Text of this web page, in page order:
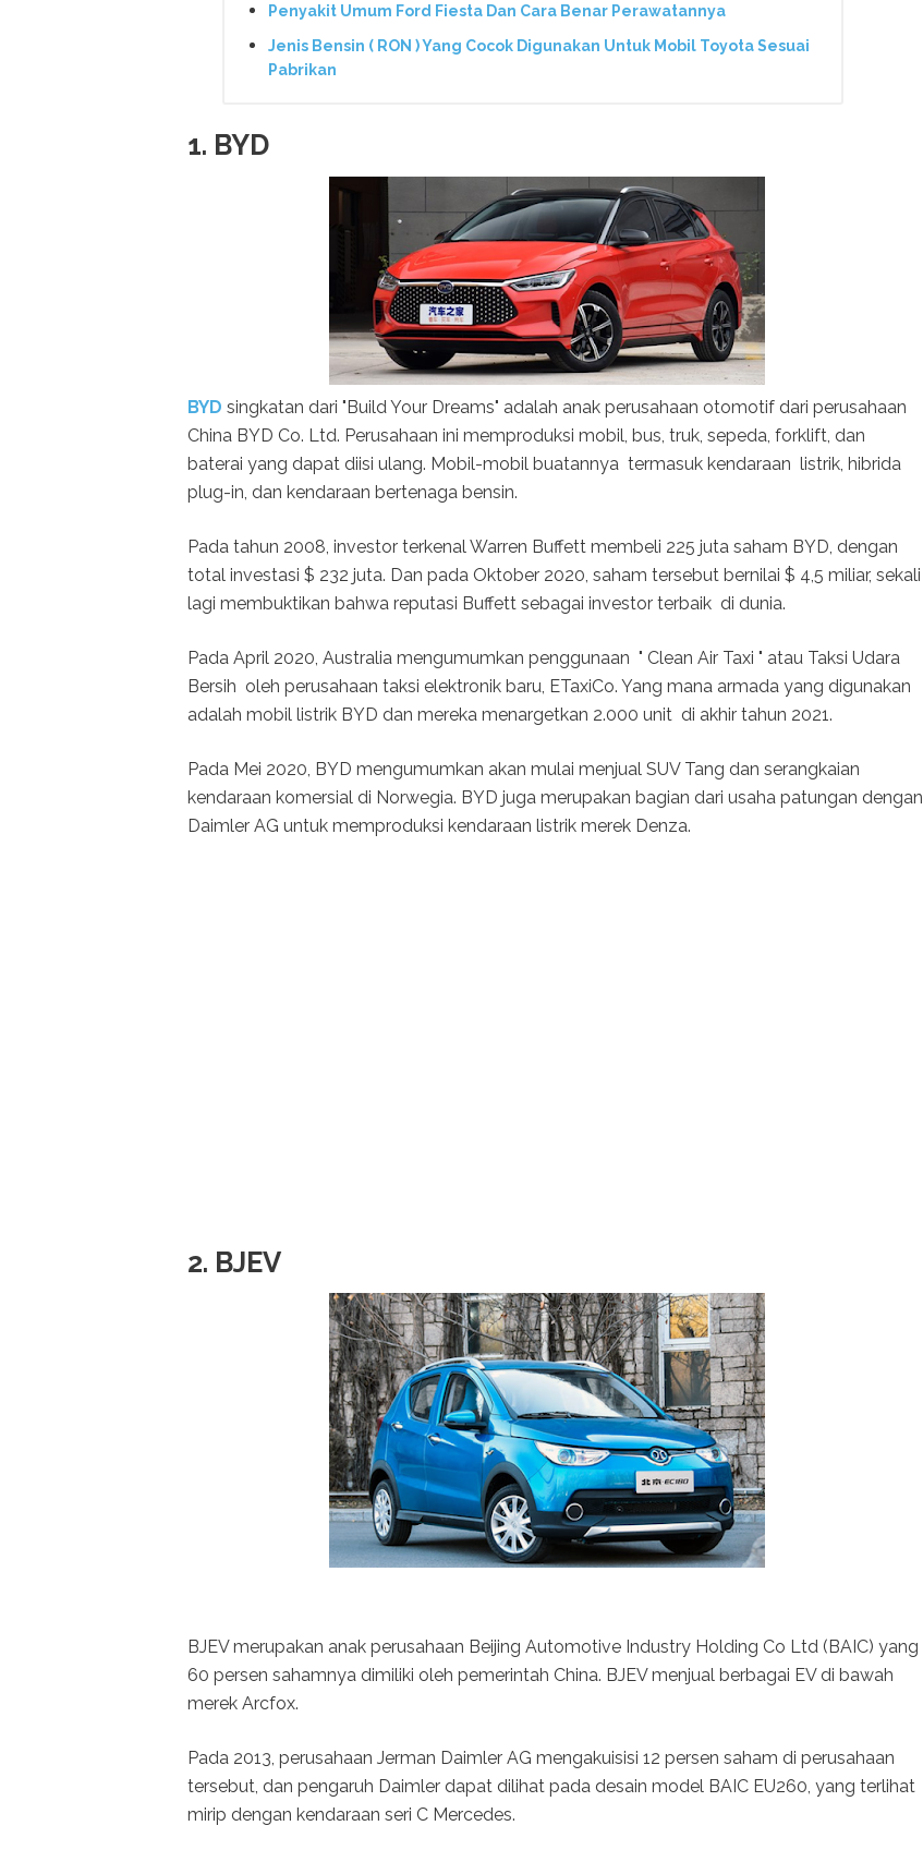
Penyakit Umum Ford Fiesta Dan Cara Benar Perawatannya
Jenis Bensin ( RON ) Yang Cocok Digunakan Untuk Mobil Toyota Sesuai
Pabrikan
1. BYD
BYD singkatan dari "Build Your Dreams" adalah anak perusahaan otomotif dari perusahaan
China BYD Co. Ltd. Perusahaan ini memproduksi mobil, bus, truk, sepeda, forklift, dan
baterai yang dapat diisi ulang. Mobil-mobil buatannya termasuk kendaraan listrik, hibrida
plug-in, dan kendaraan bertenaga bensin.
Pada tahun 2008, investor terkenal Warren Buffett membeli 225 juta saham BYD, dengan
total investasi $ 232 juta. Dan pada Oktober 2020, saham tersebut bernilai $ 4,5 miliar, sekali
lagi membuktikan bahwa reputasi Buffett sebagai investor terbaik di dunia.
Pada April 2020, Australia mengumumkan penggunaan " Clean Air Taxi " atau Taksi Udara
Bersih oleh perusahaan taksi elektronik baru, ETaxiCo. Yang mana armada yang digunakan
adalah mobil listrik BYD dan mereka menargetkan 2.000 unit di akhir tahun 2021.
Pada Mei 2020, BYD mengumumkan akan mulai menjual SUV Tang dan serangkaian
kendaraan komersial di Norwegia. BYD juga merupakan bagian dari usaha patungan dengan
Daimler AG untuk memproduksi kendaraan listrik merek Denza.
2. BJEV
BJEV merupakan anak perusahaan Beijing Automotive Industry Holding Co Ltd (BAIC) yang
60 persen sahamnya dimiliki oleh pemerintah China. BJEV menjual berbagai EV di bawah
merek Arcfox.
Pada 2013, perusahaan Jerman Daimler AG mengakuisisi 12 persen saham di perusahaan
tersebut, dan pengaruh Daimler dapat dilihat pada desain model BAIC EU260, yang terlihat
mirip dengan kendaraan seri C Mercedes.